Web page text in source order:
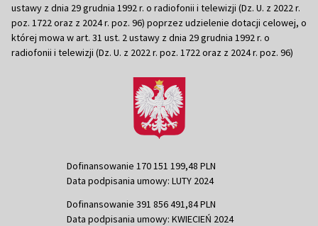
ustawy z dnia 29 grudnia 1992 r. o radiofonii i telewizji (Dz. U. z 2022 r.
poz. 1722 oraz z 2024 r. poz. 96) poprzez udzielenie dotacji celowej, o
której mowa w art. 31 ust. 2 ustawy z dnia 29 grudnia 1992 r. o
radiofonii i telewizji (Dz. U. z 2022 r. poz. 1722 oraz z 2024 r. poz. 96)
Dofinansowanie 170 151 199,48 PLN
Data podpisania umowy: LUTY 2024
Dofinansowanie 391 856 491,84 PLN
Data podpisania umowy: KWIECIEŃ 2024